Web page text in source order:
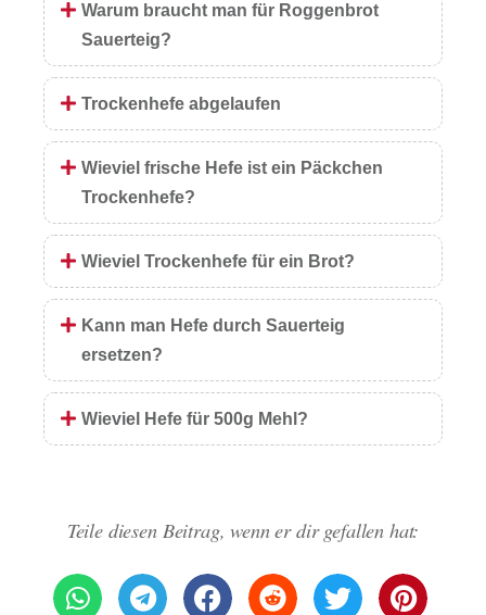
Warum braucht man für Roggenbrot
Sauerteig?
Trockenhefe abgelaufen
Wieviel frische Hefe ist ein Päckchen
Trockenhefe?
Wieviel Trockenhefe für ein Brot?
Kann man Hefe durch Sauerteig
ersetzen?
Wieviel Hefe für 500g Mehl?
Teile diesen Beitrag, wenn er dir gefallen hat: